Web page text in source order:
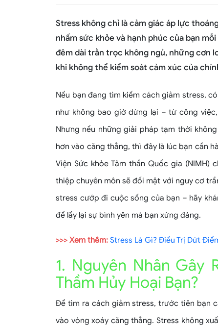
Stress không chỉ là cảm giác áp lực
nhấm sức khỏe và hạnh phúc của bạn
đêm dài trằn trọc không ngủ, những cơn
khi không thể kiểm soát cảm xúc của
Nếu bạn đang tìm kiếm cách giảm stress,
như không bao giờ dừng lại – từ công
Nhưng nếu những giải pháp tạm thời
hơn vào căng thẳng, thì đây là lúc bạn cần
Viện Sức khỏe Tâm thần Quốc gia
thiệp chuyên môn sẽ đối mặt với nguy cơ
stress cướp đi cuộc sống của bạn – hãy
để lấy lại sự bình yên mà bạn xứng đáng.
>>> Xem thêm: Stress Là Gì? Điều Trị Dứt
1. Nguyên Nhân Gây
Thầm Hủy Hoại Bạn?
Để tìm ra cách giảm stress, trước tiên bạn
vào vòng xoáy căng thẳng. Stress không